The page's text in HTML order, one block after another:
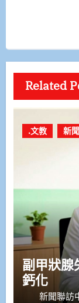
Related
.文教 新
副甲狀
鈣化
新聞聯訪